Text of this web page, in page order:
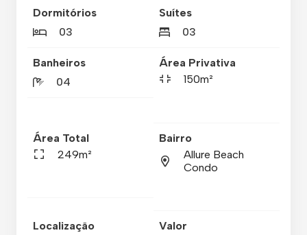
Dormitórios
03
Suítes
03
Banheiros
04
Área Privativa
150m²
Área Total
249m²
Bairro
Allure Beach
Condo
Localização
Valor